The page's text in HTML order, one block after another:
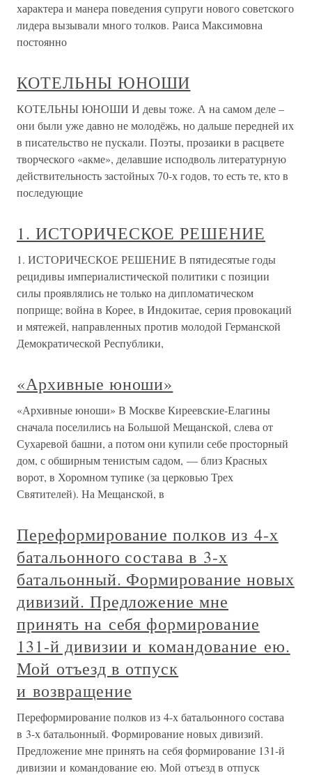
характера и манера поведения супруги нового советского
лидера вызывали много толков. Раиса Максимовна
постоянно
КОТЕЛЬНЫ ЮНОШИ
КОТЕЛЬНЫ ЮНОШИ И девы тоже. А на самом деле –
они были уже давно не молодёжь, но дальше передней их
в писательство не пускали. Поэты, прозаики в расцвете
творческого «акме», делавшие исподволь литературную
действительность застойных 70-х годов, то есть те, кто в
последующие
1. ИСТОРИЧЕСКОЕ РЕШЕНИЕ
1. ИСТОРИЧЕСКОЕ РЕШЕНИЕ В пятидесятые годы
рецидивы империалистической политики с позиции
силы проявлялись не только на дипломатическом
поприще; война в Корее, в Индокитае, серия провокаций
и мятежей, направленных против молодой Германской
Демократической Республики,
«Архивные юноши»
«Архивные юноши» В Москве Киреевские-Елагины
сначала поселились на Большой Мещанской, слева от
Сухаревой башни, а потом они купили себе просторный
дом, с обширным тенистым садом, — близ Красных
ворот, в Хоромном тупике (за церковью Трех
Святителей). На Мещанской, в
Переформирование полков из 4-х
батальонного состава в 3-х
батальонный. Формирование новых
дивизий. Предложение мне
принять на себя формирование
131-й дивизии и командование ею.
Мой отъезд в отпуск
и возвращение
Переформирование полков из 4-х батальонного состава
в 3-х батальонный. Формирование новых дивизий.
Предложение мне принять на себя формирование 131-й
дивизии и командование ею. Мой отъезд в отпуск